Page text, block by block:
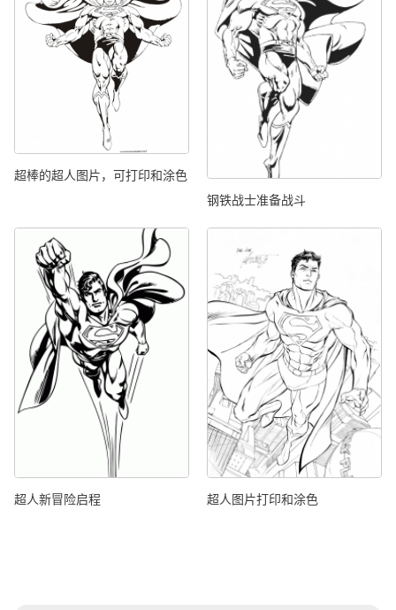
超棒的超人图片，可打印和涂色
钢铁战士准备战斗
超人新冒险启程 超人图片打印和涂色